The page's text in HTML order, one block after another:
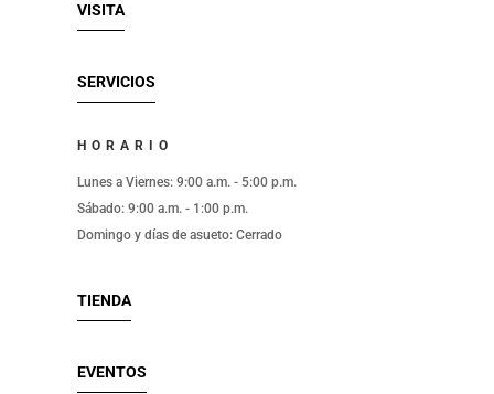
VISITA
SERVICIOS
HORARIO
Lunes a Viernes: 9:00 a.m. - 5:00 p.m.
Sábado: 9:00 a.m. - 1:00 p.m.
Domingo y días de asueto: Cerrado
TIENDA
EVENTOS